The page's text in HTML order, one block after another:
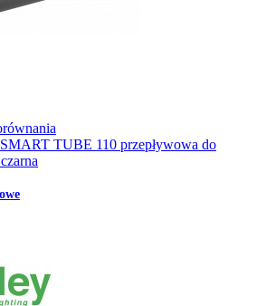
TUBE 110 przepływowa do